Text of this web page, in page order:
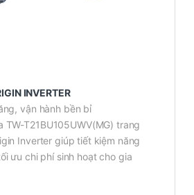
INVERTER
vận hành bền bỉ
TW-T21BU105UWV(MG) trang
Inverter giúp tiết kiệm năng
ưu chi phí sinh hoạt cho gia